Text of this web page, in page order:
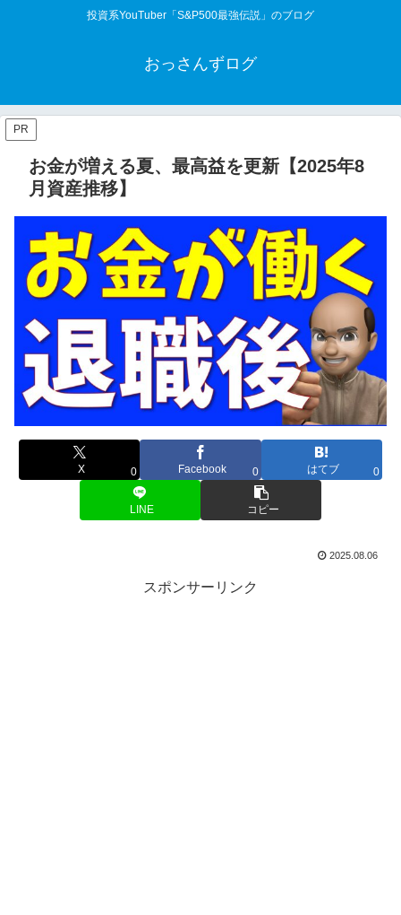
投資系YouTuber「S&P500最強伝説」のブログ
おっさんずログ
PR
お金が増える夏、最高益を更新【2025年8
月資産推移】
X 0 Facebook 0 はてブ 0
LINE コピー
2025.08.06
スポンサーリンク